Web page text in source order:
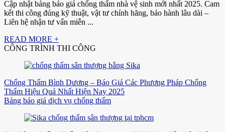
Cập nhật bảng báo giá chống thấm nhà vệ sinh mới nhất 2025. Cam
kết thi công đúng kỹ thuật, vật tư chính hãng, bảo hành lâu dài –
Liên hệ nhận tư vấn miễn ...
READ MORE +
CÔNG TRÌNH THI CÔNG
Chống Thấm Bình Dương – Báo Giá Các Phương Pháp Chống
Thấm Hiệu Quả Nhất Hiện Nay 2025
Bảng báo giá dịch vụ chống thấm